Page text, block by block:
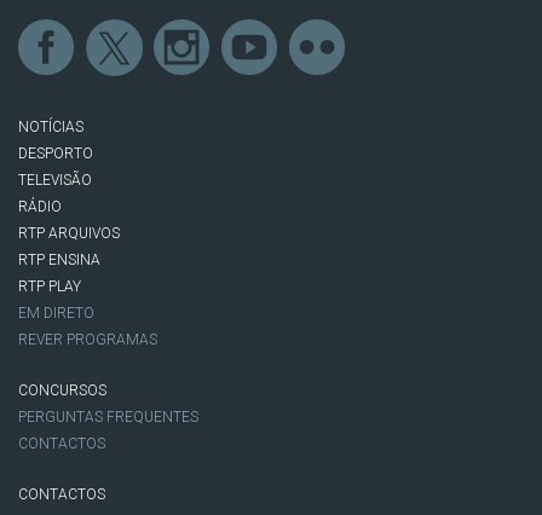
NOTÍCIAS
DESPORTO
TELEVISÃO
RÁDIO
RTP ARQUIVOS
RTP ENSINA
RTP PLAY
EM DIRETO
REVER PROGRAMAS
CONCURSOS
PERGUNTAS FREQUENTES
CONTACTOS
CONTACTOS